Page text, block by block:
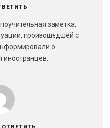
заметка.
произошедшей с
о
ОТВЕТИТЬ